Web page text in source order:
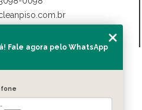
Somos
Fale agora pelo WhatsApp